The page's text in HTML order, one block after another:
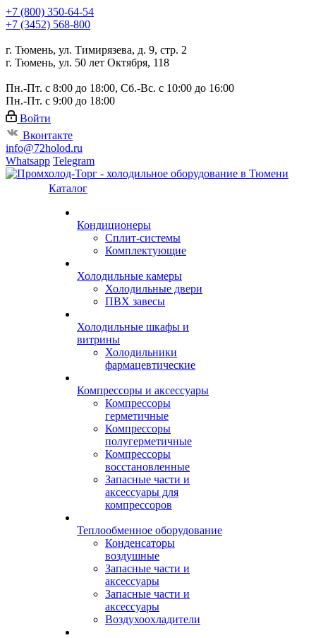
+7 (800) 350-64-54
+7 (3452) 568-800
г. Тюмень, ул. Тимирязева, д. 9, стр. 2
г. Тюмень, ул. 50 лет Октября, 118
Пн.-Пт. с 8:00 до 18:00, Сб.-Вс. с 10:00 до 16:00
Пн.-Пт. с 9:00 до 18:00
Войти
Вконтакте
info@72holod.ru
Whatsapp Telegram
Каталог
Кондиционеры
Сплит-системы
Комплектующие
Холодильные камеры
Холодильные двери
ПВХ завесы
Холодильные шкафы и
витрины
Холодильники
фармацевтические
Компрессоры и аксессуары
Компрессоры
герметичные
Компрессоры
полугерметичные
Компрессоры
восстановленные
Запасные части и
аксессуары для
компрессоров
Теплообменное оборудование
Конденсаторы
воздушные
Запасные части и
аксессуары
Запасные части и
аксессуары
Воздухоохладители